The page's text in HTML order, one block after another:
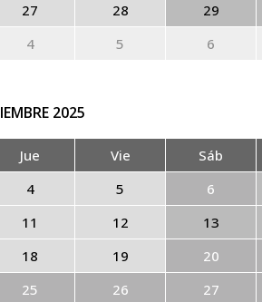
27 28 29
4 5 6
2025
Jue Vie Sáb
4 5 6
11 12 13
18 19 20
25 26 27